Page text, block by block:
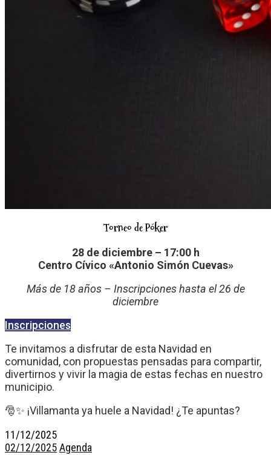
Torneo de Póker
28 de diciembre – 17:00 h
Centro Cívico «Antonio Simón Cuevas»
Más de 18 años – Inscripciones hasta el 26 de
diciembre
Inscripciones
Te invitamos a disfrutar de esta Navidad en
comunidad, con propuestas pensadas para compartir,
divertirnos y vivir la magia de estas fechas en nuestro
municipio.
🎅✨ ¡Villamanta ya huele a Navidad! ¿Te apuntas?
11/12/2025
02/12/2025Agenda